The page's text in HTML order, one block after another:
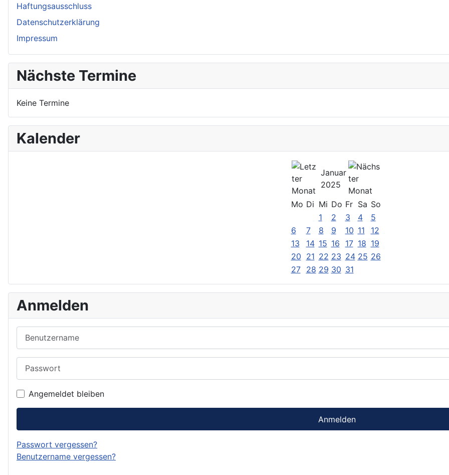
Haftungsausschluss
Datenschutzerklärung
Impressum
Nächste Termine
Keine Termine
Kalender
Januar
2025
Mo Di Mi Do Fr Sa So
1
2 3 4
5
6
7 8 9 10 11
12
13
14 15 16 17 18 19
20 21 22 23 24 25 26
27
28 29 30 31
Anmelden
Angemeldet bleiben
Anmelden
Passwort vergessen?
Benutzername vergessen?